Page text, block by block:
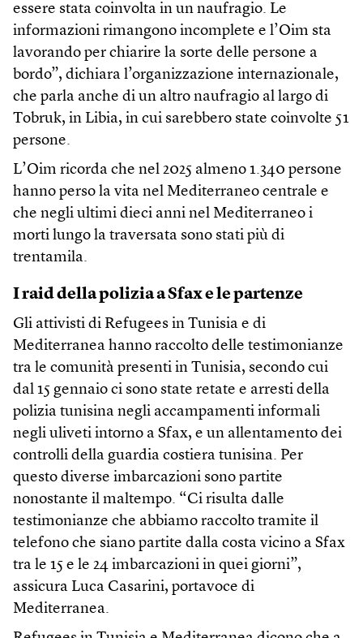
essere stata coinvolta in un naufragio. Le
informazioni rimangono incomplete e l’Oim sta
lavorando per chiarire la sorte delle persone a
bordo”, dichiara l’organizzazione internazionale,
che parla anche di un altro naufragio al largo di
Tobruk, in Libia, in cui sarebbero state coinvolte 51
persone.
L’Oim ricorda che nel 2025 almeno 1.340 persone
hanno perso la vita nel Mediterraneo centrale e
che negli ultimi dieci anni nel Mediterraneo i
morti lungo la traversata sono stati più di
trentamila.
I raid della polizia a Sfax e le partenze
Gli attivisti di Refugees in Tunisia e di
Mediterranea hanno raccolto delle testimonianze
tra le comunità presenti in Tunisia, secondo cui
dal 15 gennaio ci sono state retate e arresti della
polizia tunisina negli accampamenti informali
negli uliveti intorno a Sfax, e un allentamento dei
controlli della guardia costiera tunisina. Per
questo diverse imbarcazioni sono partite
nonostante il maltempo. “Ci risulta dalle
testimonianze che abbiamo raccolto tramite il
telefono che siano partite dalla costa vicino a Sfax
tra le 15 e le 24 imbarcazioni in quei giorni”,
assicura Luca Casarini, portavoce di
Mediterranea.